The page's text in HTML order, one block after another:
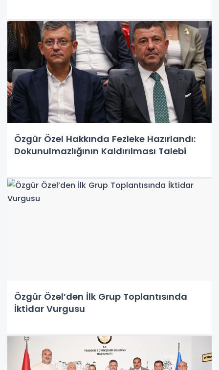
Özgür Özel Hakkında Fezleke Hazırlandı:
Dokunulmazlığının Kaldırılması Talebi
Özgür Özel’den İlk Grup Toplantısında
İktidar Vurgusu